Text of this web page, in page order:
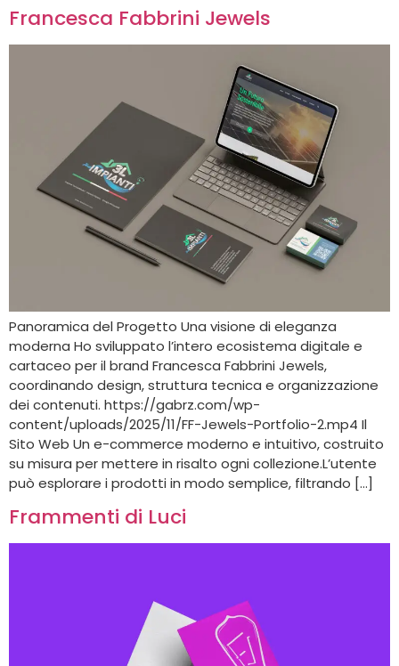
Francesca Fabbrini Jewels
Panoramica del Progetto Una visione di eleganza
moderna Ho sviluppato l’intero ecosistema digitale e
cartaceo per il brand Francesca Fabbrini Jewels,
coordinando design, struttura tecnica e organizzazione
dei contenuti. https://gabrz.com/wp-
content/uploads/2025/11/FF-Jewels-Portfolio-2.mp4 Il
Sito Web Un e-commerce moderno e intuitivo, costruito
su misura per mettere in risalto ogni collezione.L’utente
può esplorare i prodotti in modo semplice, filtrando […]
Frammenti di Luci